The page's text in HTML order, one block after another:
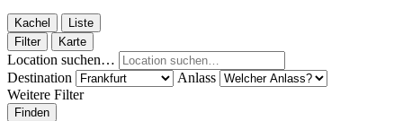
Kachel
Liste
Filter
Karte
Location suchen…
Destination
Anlass
Weitere Filter
Finden